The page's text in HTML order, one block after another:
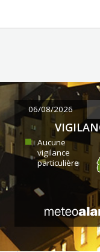
06/08/2026
Aucune
vigilance
particulière